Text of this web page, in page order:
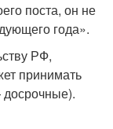
поста, он не
года».
РФ,
принимать